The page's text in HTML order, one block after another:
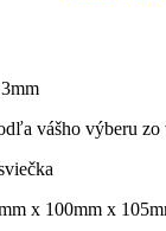
vášho výberu
x 100mm x